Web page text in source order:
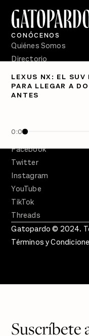
LEXUS NX: EL SUV
PARA LLEGAR A
ANTES
0:00
CONÓCENOS
Quiénes Somos
Directorio
PÓDCASTS
Semanario Gatopardo
Facebook
Twitter
Instagram
YouTube
TikTok
Threads
Gatopardo © 2024.
Términos y
Suscríbete